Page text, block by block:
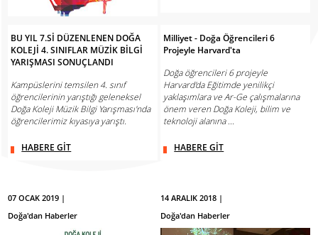
BU YIL 7.Sİ DÜZENLENEN DOĞA
KOLEJİ 4. SINIFLAR MÜZİK BİLGİ
YARIŞMASI SONUÇLANDI
Kampüslerini temsilen 4. sınıf
öğrencilerinin yarıştığı geleneksel
Doğa Koleji Müzik Bilgi Yarışması'nda
öğrencilerimiz kıyasıya yarıştı.
HABERE GİT
Milliyet - Doğa Öğrencileri 6
Projeyle Harvard'ta
Doğa öğrencileri 6 projeyle
Harvard'da Eğitimde yenilikçi
yaklaşımlara ve Ar-Ge çalışmalarına
önem veren Doğa Koleji, bilim ve
teknoloji alanına ...
HABERE GİT
07 OCAK 2019 |
Doğa'dan Haberler
14 ARALIK 2018 |
Doğa'dan Haberler